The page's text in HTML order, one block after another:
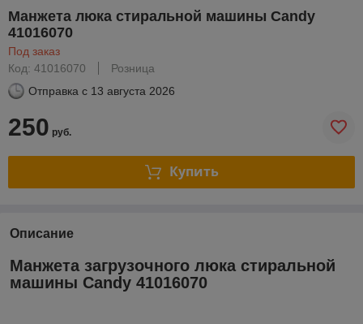
Манжета люка стиральной машины Candy
41016070
Под заказ
Код: 41016070
Розница
Отправка с 13 августа 2026
250 руб.
Купить
Описание
Манжета загрузочного люка стиральной
машины Candy 41016070